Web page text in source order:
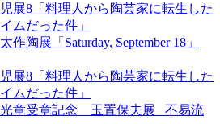
展8「料理人から陶芸家に転生した
ムだった件」
作陶展「Saturday, September 18」
展8「料理人から陶芸家に転生した
ムだった件」
章受章記念 玉置保夫展 _不易流